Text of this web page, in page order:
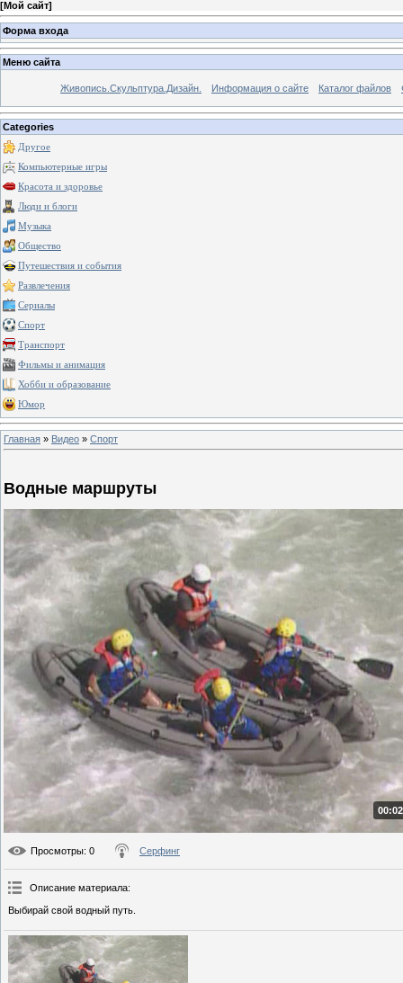
[Мой сайт]
Форма входа
Меню сайта
Живопись.Скульптура.Дизайн. Информация о сайте Каталог файлов
Categories
Другое
Компьютерные игры
Красота и здоровье
Люди и блоги
Музыка
Общество
Путешествия и события
Развлечения
Сериалы
Спорт
Транспорт
Фильмы и анимация
Хобби и образование
Юмор
Главная » Видео » Спорт
Водные маршруты
Просмотры: 0 Серфинг
Описание материала:
Выбирай свой водный путь.